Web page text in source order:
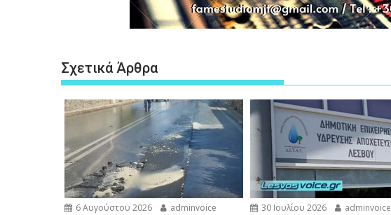
Σχετικά Άρθρα
6 Αυγούστου 2026
adminvoice
30 Ιουλίου 2026 adminvoice